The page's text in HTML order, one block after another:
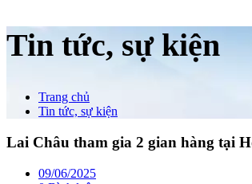
Tin tức, sự kiện
Trang chủ
Tin tức, sự kiện
Lai Châu tham gia 2 gian hàng tại
09/06/2025